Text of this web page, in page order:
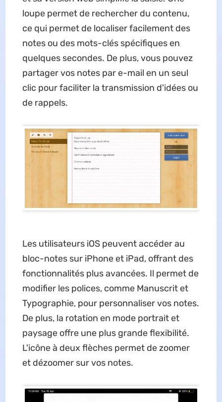
loupe permet de rechercher du contenu,
ce qui permet de localiser facilement des
notes ou des mots-clés spécifiques en
quelques secondes. De plus, vous pouvez
partager vos notes par e-mail en un seul
clic pour faciliter la transmission d'idées ou
de rappels.
Les utilisateurs iOS peuvent accéder au
bloc-notes sur iPhone et iPad, offrant des
fonctionnalités plus avancées. Il permet de
modifier les polices, comme Manuscrit et
Typographie, pour personnaliser vos notes.
De plus, la rotation en mode portrait et
paysage offre une plus grande flexibilité.
L'icône à deux flèches permet de zoomer
et dézoomer sur vos notes.